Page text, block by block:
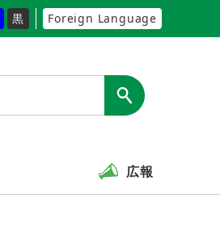
黒 Foreign Language
広報